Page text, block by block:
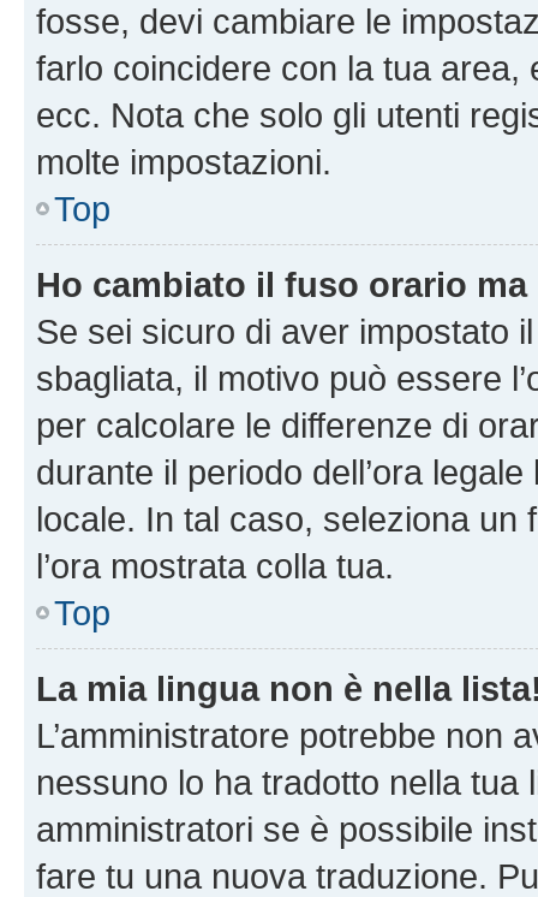
fosse, devi cambiare le
farlo coincidere con la tua area,
ecc. Nota che solo gli utenti
molte impostazioni.
Top
Ho cambiato il fuso orario ma
Se sei sicuro di aver impostato
sbagliata, il motivo può essere
per calcolare le differenze di
durante il periodo dell’ora
locale. In tal caso, seleziona
l’ora mostrata colla tua.
Top
La mia lingua non è nella
L’amministratore potrebbe non
nessuno lo ha tradotto nella tua
amministratori se è possibile
fare tu una nuova traduzione.